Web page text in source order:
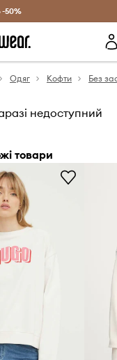
Заощаджуй з Answear Club
-50%
Одяг Кофти Без
недоступний
товари